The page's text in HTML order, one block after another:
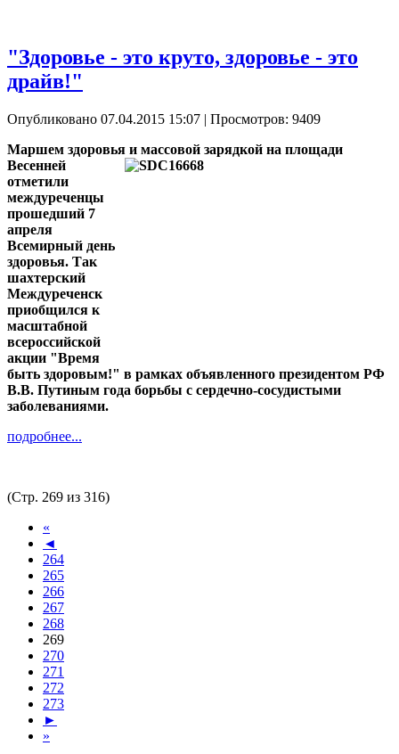
"Здоровье - это круто, здоровье - это
драйв!"
Опубликовано 07.04.2015 15:07 | Просмотров: 9409
Маршем здоровья и массовой зарядкой на площади
Весенней
отметили
междуреченцы
прошедший 7
апреля
Всемирный день
здоровья. Так
шахтерский
Междуреченск
приобщился к
масштабной
всероссийской
акции "Время
быть здоровым!" в рамках объявленного президентом РФ
В.В. Путиным года борьбы с сердечно-сосудистыми
заболеваниями.
подробнее...
(Стр. 269 из 316)
«
◄
264
265
266
267
268
269
270
271
272
273
►
»